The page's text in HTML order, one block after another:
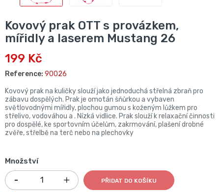
Kovový prak OTT s provázkem,
mířidly a laserem Mustang 26
199 Kč
Reference: 90026
Kovový prak na kuličky slouží jako jednoduchá střelná zbraň pro
zábavu dospělých. Prak je omotán šňůrkou a vybaven
světlovodnými mířidly, plochou gumou s koženým lůžkem pro
střelivo, vodováhou a . Nízká vidlice. Prak slouží k relaxační činnosti
pro dospělé, ke sportovním účelům, zakrmování, plašení drobné
zvěře, střelbě na terč nebo na plechovky
Množství
PŘIDAT DO KOŠÍKU